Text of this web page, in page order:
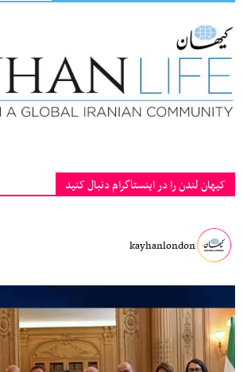
کیهان لندن را در اینستاگرام دنبال کنید
kayhanlondon